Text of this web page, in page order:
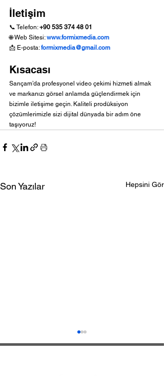
İletişim
📞 Telefon: +90 535 374 48 01
🌐 Web Sitesi: www.formixmedia.com
📩 E-posta: formixmedia@gmail.com
Kısacası
Sarıçam’da profesyonel video çekimi hizmeti almak
ve markanızı görsel anlamda güçlendirmek için
bizimle iletişime geçin. Kaliteli prodüksiyon
çözümlerimizle sizi dijital dünyada bir adım öne
taşıyoruz!
Son Yazılar Hepsini Gör